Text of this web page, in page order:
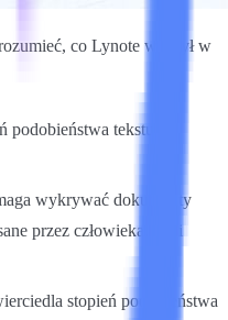
co Lynote wykrył w
tekstu do
wykrywać dokumenty
przez człowieka, jak i
stopień podobieństwa